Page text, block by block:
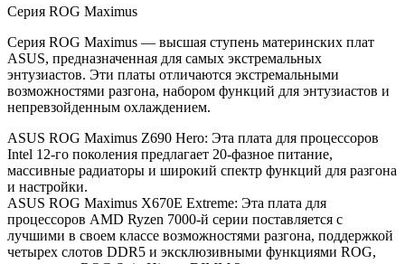
Серия ROG Maximus
Серия ROG Maximus — высшая ступень материнских плат
ASUS, предназначенная для самых экстремальных
энтузиастов. Эти платы отличаются экстремальными
возможностями разгона, набором функций для энтузиастов и
непревзойденным охлаждением.
ASUS ROG Maximus Z690 Hero: Эта плата для процессоров
Intel 12-го поколения предлагает 20-фазное питание,
массивные радиаторы и широкий спектр функций для разгона
и настройки.
ASUS ROG Maximus X670E Extreme: Эта плата для
процессоров AMD Ryzen 7000-й серии поставляется с
лучшими в своем классе возможностями разгона, поддержкой
четырех слотов DDR5 и эксклюзивными функциями ROG,